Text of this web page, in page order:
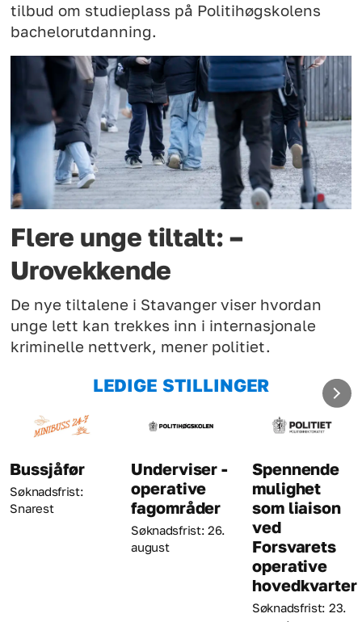
tilbud om studieplass på Politihøgskolens
bachelorutdanning.
Flere unge tiltalt: –
Urovekkende
De nye tiltalene i Stavanger viser hvordan
unge lett kan trekkes inn i internasjonale
kriminelle nettverk, mener politiet.
LEDIGE STILLINGER
Underviser -
operative
fagområder
Spennende
mulighet
som liaison
ved
Forsvarets
hovedkvarter
Søknadsfrist:
august